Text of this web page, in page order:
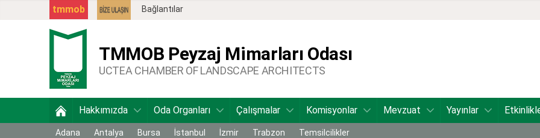
Bağlantılar
tmmob
TMMOB Peyzaj Mimarları Odası
UCTEA CHAMBER OF LANDSCAPE ARCHITECTS
Hakkımızda Oda Organları Çalışmalar Komisyonlar Mevzuat Yayınlar
Adana Antalya Bursa İstanbul İzmir Trabzon Temsilcilikler